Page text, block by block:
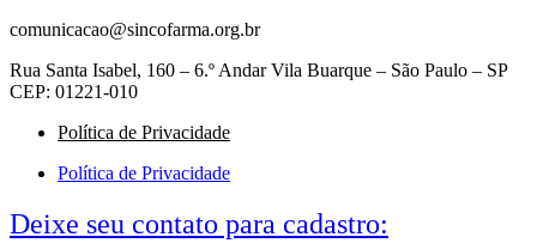
comunicacao@sincofarma.org.br
Rua Santa Isabel, 160 – 6.º Andar Vila Buarque – São Paulo – SP
CEP: 01221-010
Política de Privacidade
Política de Privacidade
Deixe seu contato para cadastro: